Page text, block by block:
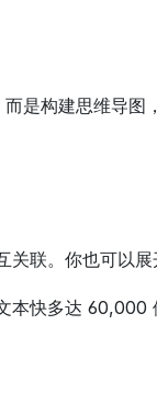
是构建思维导图
联。你也可以展
本快多达 60,000